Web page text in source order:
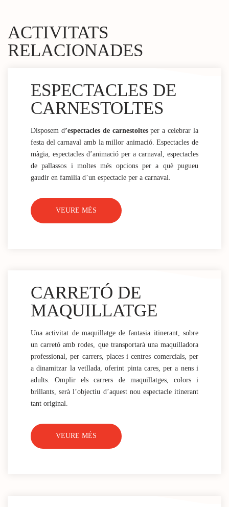
ACTIVITATS
RELACIONADES
ESPECTACLES DE
CARNESTOLTES
Disposem d’espectacles de carnestoltesper a celebrar la
festa del carnaval amb la millor animació. Espectacles de
màgia, espectacles d’animació per a carnaval, espectacles
de pallassos i moltes més opcions per a què pugueu
gaudir en família d’un espectacle per a carnaval.
VEURE MÉS
CARRETÓ DE
MAQUILLATGE
Una activitat de maquillatge de fantasia itinerant, sobre
un carretó amb rodes, que transportarà una maquilladora
professional, per carrers, places i centres comercials, per
a dinamitzar la vetllada, oferint pinta cares, per a nens i
adults. Omplir els carrers de maquillatges, colors i
brillants, serà l’objectiu d’aquest nou espectacle itinerant
tant original.
VEURE MÉS